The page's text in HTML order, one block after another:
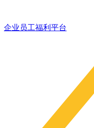
企业员工福利平台